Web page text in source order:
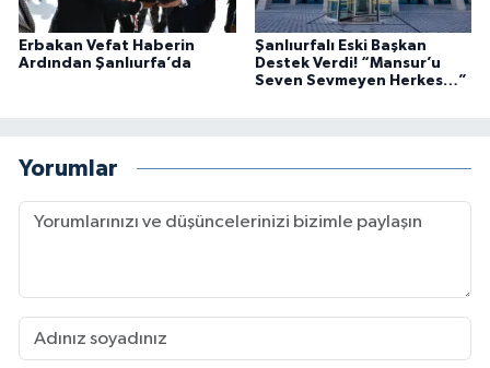
Erbakan Vefat Haberin
Ardından Şanlıurfa’da
Şanlıurfalı Eski Başkan
Destek Verdi! “Mansur’u
Seven Sevmeyen Herkes…”
Yorumlar